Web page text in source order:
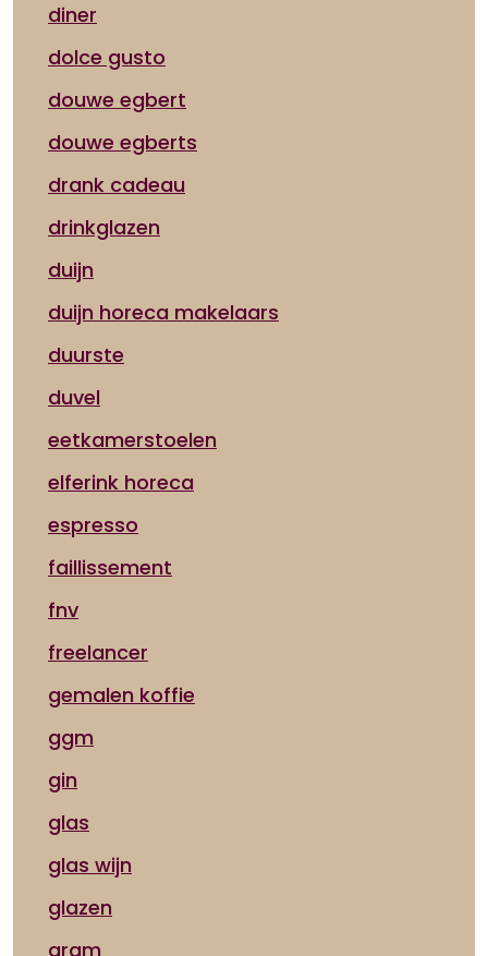
diner
dolce gusto
douwe egbert
douwe egberts
drank cadeau
drinkglazen
duijn
duijn horeca makelaars
duurste
duvel
eetkamerstoelen
elferink horeca
espresso
faillissement
fnv
freelancer
gemalen koffie
ggm
gin
glas
glas wijn
glazen
gram